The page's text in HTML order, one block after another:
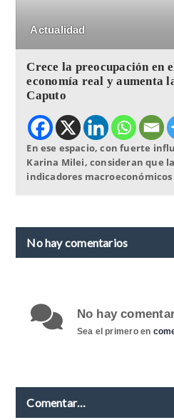
Actualidad
Crece la preocupación en
economía real y aumenta
Caputo
En ese espacio, con fuerte
Karina Milei, consideran que
indicadores
No hay comentarios
No hay
Sea el primero en
Comentar…